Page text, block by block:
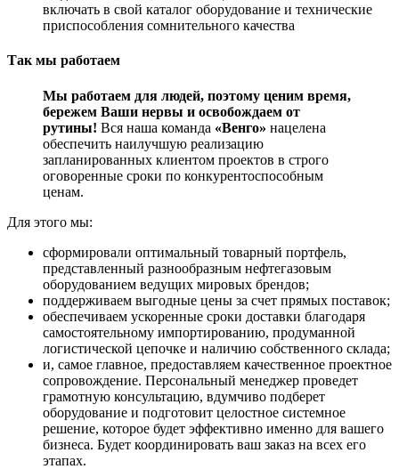
включать в свой каталог оборудование и технические
приспособления сомнительного качества
Так мы работаем
Мы работаем для людей, поэтому ценим время,
бережем Ваши нервы и освобождаем от
рутины! Вся наша команда «Венго» нацелена
обеспечить наилучшую реализацию
запланированных клиентом проектов в строго
оговоренные сроки по конкурентоспособным
ценам.
Для этого мы:
сформировали оптимальный товарный портфель,
представленный разнообразным нефтегазовым
оборудованием ведущих мировых брендов;
поддерживаем выгодные цены за счет прямых поставок;
обеспечиваем ускоренные сроки доставки благодаря
самостоятельному импортированию, продуманной
логистической цепочке и наличию собственного склада;
и, самое главное, предоставляем качественное проектное
сопровождение. Персональный менеджер проведет
грамотную консультацию, вдумчиво подберет
оборудование и подготовит целостное системное
решение, которое будет эффективно именно для вашего
бизнеса. Будет координировать ваш заказ на всех его
этапах.